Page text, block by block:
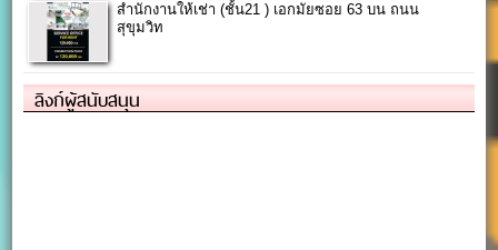
สำนักงานให้เช่า (ชั้น21 ) เอกมัยซอย 63 บน ถนน
สุขุมวิท
ลิงก์ผู้สนับสนุน